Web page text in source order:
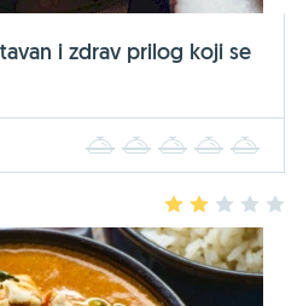
i zdrav prilog koji se
2 3 4
2 3 4